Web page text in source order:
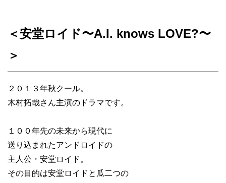
＜安堂ロイド〜A.I. knows LOVE?〜
＞
２０１３年秋クール。
木村拓哉さん主演のドラマです。
１００年先の未来から現代に
送り込まれたアンドロイドの
主人公・安堂ロイド。
その目的は安堂ロイドと瓜二つの